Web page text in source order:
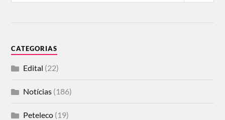
CATEGORIAS
Edital (22)
Notícias (186)
Peteleco (19)